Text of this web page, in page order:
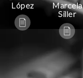
López
Marcela
Siller